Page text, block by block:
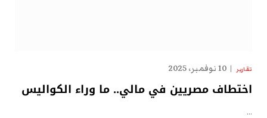
تقارير 10 نوفمبر، 2025
اختطاف مصريين في مالي.. ما وراء الكواليس
…